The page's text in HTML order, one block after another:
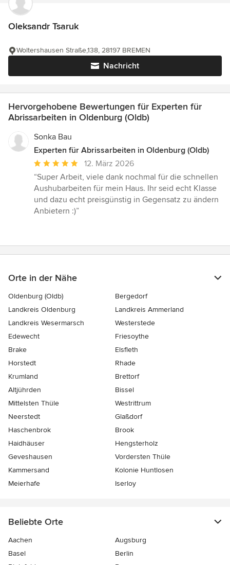
Oleksandr Tsaruk
Nachricht
Woltershausen Straße,138, 28197 BREMEN
Hervorgehobene Bewertungen für Experten für
Abrissarbeiten in Oldenburg (Oldb)
Sonka Bau
Experten für Abrissarbeiten in Oldenburg (Oldb)
Durchschnittliche
Bewertung:
5
von
5
12. März 2026
“Super Arbeit, viele dank nochmal für die schnellen
Aushubarbeiten für mein Haus. Ihr seid echt Klasse
und dazu echt preisgünstig in Gegensatz zu ändern
Anbietern :)”
Orte in der Nähe
Oldenburg (Oldb)
Bergedorf
Landkreis Oldenburg
Landkreis Ammerland
Landkreis Wesermarsch
Westerstede
Edewecht
Friesoythe
Brake
Elsfleth
Horstedt
Rhade
Krumland
Brettorf
Altjührden
Bissel
Mittelsten Thüle
Westrittrum
Neerstedt
Glaßdorf
Haschenbrok
Brook
Haidhäuser
Hengsterholz
Geveshausen
Vordersten Thüle
Kammersand
Kolonie Huntlosen
Meierhafe
Iserloy
Beliebte Orte
Aachen
Augsburg
Basel
Berlin